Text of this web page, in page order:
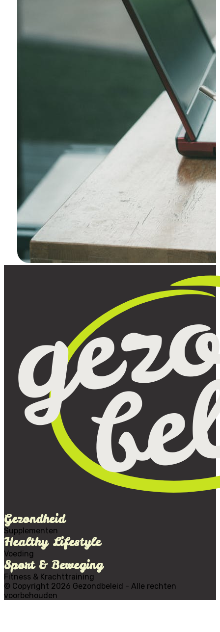
Gezondheid
Supplementen
Healthy Lifestyle
Voeding
Sport & Beweging
Fitness & Krachttraining
© Copyright 2026 Gezondbeleid - Alle rechten
voorbehouden